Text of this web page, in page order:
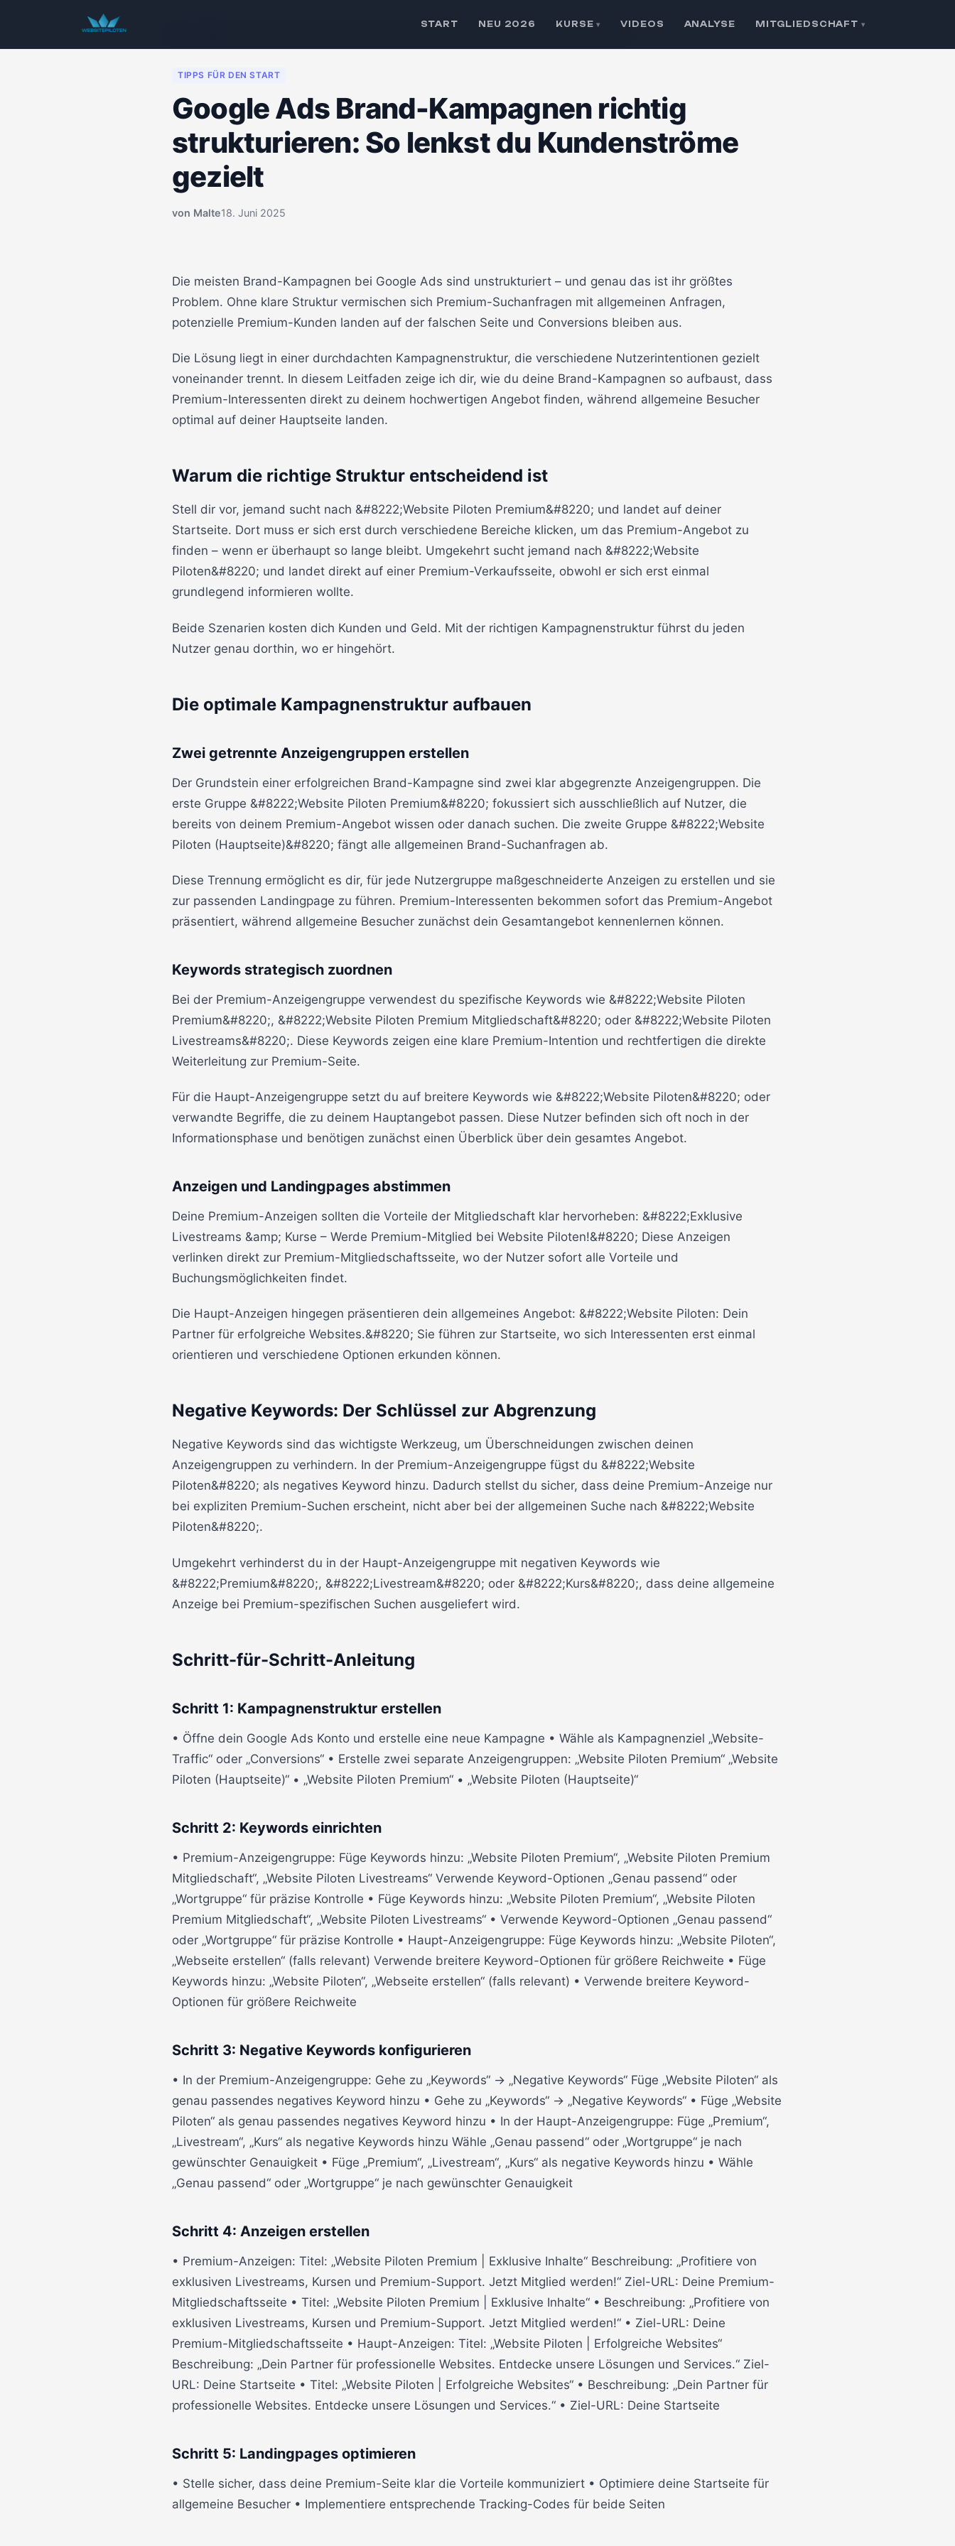
START NEU 2026 KURSE ▾ VIDEOS ANALYSE MITGLIEDSCHAFT ▾
TIPPS FÜR DEN START
Google Ads Brand-Kampagnen richtig
strukturieren: So lenkst du Kundenströme
gezielt
von Malte18. Juni 2025
Die meisten Brand-Kampagnen bei Google Ads sind unstrukturiert – und genau das ist ihr größtes
Problem. Ohne klare Struktur vermischen sich Premium-Suchanfragen mit allgemeinen Anfragen,
potenzielle Premium-Kunden landen auf der falschen Seite und Conversions bleiben aus.
Die Lösung liegt in einer durchdachten Kampagnenstruktur, die verschiedene Nutzerintentionen gezielt
voneinander trennt. In diesem Leitfaden zeige ich dir, wie du deine Brand-Kampagnen so aufbaust, dass
Premium-Interessenten direkt zu deinem hochwertigen Angebot finden, während allgemeine Besucher
optimal auf deiner Hauptseite landen.
Warum die richtige Struktur entscheidend ist
Stell dir vor, jemand sucht nach &#8222;Website Piloten Premium&#8220; und landet auf deiner
Startseite. Dort muss er sich erst durch verschiedene Bereiche klicken, um das Premium-Angebot zu
finden – wenn er überhaupt so lange bleibt. Umgekehrt sucht jemand nach &#8222;Website
Piloten&#8220; und landet direkt auf einer Premium-Verkaufsseite, obwohl er sich erst einmal
grundlegend informieren wollte.
Beide Szenarien kosten dich Kunden und Geld. Mit der richtigen Kampagnenstruktur führst du jeden
Nutzer genau dorthin, wo er hingehört.
Die optimale Kampagnenstruktur aufbauen
Zwei getrennte Anzeigengruppen erstellen
Der Grundstein einer erfolgreichen Brand-Kampagne sind zwei klar abgegrenzte Anzeigengruppen. Die
erste Gruppe &#8222;Website Piloten Premium&#8220; fokussiert sich ausschließlich auf Nutzer, die
bereits von deinem Premium-Angebot wissen oder danach suchen. Die zweite Gruppe &#8222;Website
Piloten (Hauptseite)&#8220; fängt alle allgemeinen Brand-Suchanfragen ab.
Diese Trennung ermöglicht es dir, für jede Nutzergruppe maßgeschneiderte Anzeigen zu erstellen und sie
zur passenden Landingpage zu führen. Premium-Interessenten bekommen sofort das Premium-Angebot
präsentiert, während allgemeine Besucher zunächst dein Gesamtangebot kennenlernen können.
Keywords strategisch zuordnen
Bei der Premium-Anzeigengruppe verwendest du spezifische Keywords wie &#8222;Website Piloten
Premium&#8220;, &#8222;Website Piloten Premium Mitgliedschaft&#8220; oder &#8222;Website Piloten
Livestreams&#8220;. Diese Keywords zeigen eine klare Premium-Intention und rechtfertigen die direkte
Weiterleitung zur Premium-Seite.
Für die Haupt-Anzeigengruppe setzt du auf breitere Keywords wie &#8222;Website Piloten&#8220; oder
verwandte Begriffe, die zu deinem Hauptangebot passen. Diese Nutzer befinden sich oft noch in der
Informationsphase und benötigen zunächst einen Überblick über dein gesamtes Angebot.
Anzeigen und Landingpages abstimmen
Deine Premium-Anzeigen sollten die Vorteile der Mitgliedschaft klar hervorheben: &#8222;Exklusive
Livestreams &amp; Kurse – Werde Premium-Mitglied bei Website Piloten!&#8220; Diese Anzeigen
verlinken direkt zur Premium-Mitgliedschaftsseite, wo der Nutzer sofort alle Vorteile und
Buchungsmöglichkeiten findet.
Die Haupt-Anzeigen hingegen präsentieren dein allgemeines Angebot: &#8222;Website Piloten: Dein
Partner für erfolgreiche Websites.&#8220; Sie führen zur Startseite, wo sich Interessenten erst einmal
orientieren und verschiedene Optionen erkunden können.
Negative Keywords: Der Schlüssel zur Abgrenzung
Negative Keywords sind das wichtigste Werkzeug, um Überschneidungen zwischen deinen
Anzeigengruppen zu verhindern. In der Premium-Anzeigengruppe fügst du &#8222;Website
Piloten&#8220; als negatives Keyword hinzu. Dadurch stellst du sicher, dass deine Premium-Anzeige nur
bei expliziten Premium-Suchen erscheint, nicht aber bei der allgemeinen Suche nach &#8222;Website
Piloten&#8220;.
Umgekehrt verhinderst du in der Haupt-Anzeigengruppe mit negativen Keywords wie
&#8222;Premium&#8220;, &#8222;Livestream&#8220; oder &#8222;Kurs&#8220;, dass deine allgemeine
Anzeige bei Premium-spezifischen Suchen ausgeliefert wird.
Schritt-für-Schritt-Anleitung
Schritt 1: Kampagnenstruktur erstellen
• Öffne dein Google Ads Konto und erstelle eine neue Kampagne • Wähle als Kampagnenziel „Website-
Traffic“ oder „Conversions“ • Erstelle zwei separate Anzeigengruppen: „Website Piloten Premium“ „Website
Piloten (Hauptseite)“ • „Website Piloten Premium“ • „Website Piloten (Hauptseite)“
Schritt 2: Keywords einrichten
• Premium-Anzeigengruppe: Füge Keywords hinzu: „Website Piloten Premium“, „Website Piloten Premium
Mitgliedschaft“, „Website Piloten Livestreams“ Verwende Keyword-Optionen „Genau passend“ oder
„Wortgruppe“ für präzise Kontrolle • Füge Keywords hinzu: „Website Piloten Premium“, „Website Piloten
Premium Mitgliedschaft“, „Website Piloten Livestreams“ • Verwende Keyword-Optionen „Genau passend“
oder „Wortgruppe“ für präzise Kontrolle • Haupt-Anzeigengruppe: Füge Keywords hinzu: „Website Piloten“,
„Webseite erstellen“ (falls relevant) Verwende breitere Keyword-Optionen für größere Reichweite • Füge
Keywords hinzu: „Website Piloten“, „Webseite erstellen“ (falls relevant) • Verwende breitere Keyword-
Optionen für größere Reichweite
Schritt 3: Negative Keywords konfigurieren
• In der Premium-Anzeigengruppe: Gehe zu „Keywords“ → „Negative Keywords“ Füge „Website Piloten“ als
genau passendes negatives Keyword hinzu • Gehe zu „Keywords“ → „Negative Keywords“ • Füge „Website
Piloten“ als genau passendes negatives Keyword hinzu • In der Haupt-Anzeigengruppe: Füge „Premium“,
„Livestream“, „Kurs“ als negative Keywords hinzu Wähle „Genau passend“ oder „Wortgruppe“ je nach
gewünschter Genauigkeit • Füge „Premium“, „Livestream“, „Kurs“ als negative Keywords hinzu • Wähle
„Genau passend“ oder „Wortgruppe“ je nach gewünschter Genauigkeit
Schritt 4: Anzeigen erstellen
• Premium-Anzeigen: Titel: „Website Piloten Premium | Exklusive Inhalte“ Beschreibung: „Profitiere von
exklusiven Livestreams, Kursen und Premium-Support. Jetzt Mitglied werden!“ Ziel-URL: Deine Premium-
Mitgliedschaftsseite • Titel: „Website Piloten Premium | Exklusive Inhalte“ • Beschreibung: „Profitiere von
exklusiven Livestreams, Kursen und Premium-Support. Jetzt Mitglied werden!“ • Ziel-URL: Deine
Premium-Mitgliedschaftsseite • Haupt-Anzeigen: Titel: „Website Piloten | Erfolgreiche Websites“
Beschreibung: „Dein Partner für professionelle Websites. Entdecke unsere Lösungen und Services.“ Ziel-
URL: Deine Startseite • Titel: „Website Piloten | Erfolgreiche Websites“ • Beschreibung: „Dein Partner für
professionelle Websites. Entdecke unsere Lösungen und Services.“ • Ziel-URL: Deine Startseite
Schritt 5: Landingpages optimieren
• Stelle sicher, dass deine Premium-Seite klar die Vorteile kommuniziert • Optimiere deine Startseite für
allgemeine Besucher • Implementiere entsprechende Tracking-Codes für beide Seiten